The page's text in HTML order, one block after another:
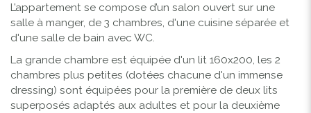
L’appartement se compose d’un salon ouvert sur une
salle à manger, de 3 chambres, d'une cuisine séparée et
d'une salle de bain avec WC.
La grande chambre est équipée d'un lit 160x200, les 2
chambres plus petites (dotées chacune d'un immense
dressing) sont équipées pour la première de deux lits
superposés adaptés aux adultes et pour la deuxième